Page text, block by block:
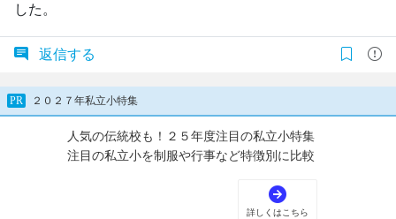
した。
返信する